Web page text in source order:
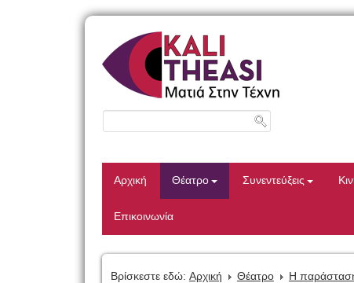
Αρχική Θέατρο Συνεντεύξεις
Επικοινωνία
Βρίσκεστε εδώ: Αρχική Θέατρο Η